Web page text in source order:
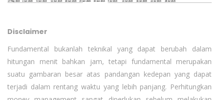
Disclaimer
Fundamental bukanlah teknikal yang dapat berubah dalam
hitungan menit bahkan jam, tetapi fundamental merupakan
suatu gambaran besar atas pandangan kedepan yang dapat
terjadi dalam rentang waktu yang lebih panjang. Perhitungkan